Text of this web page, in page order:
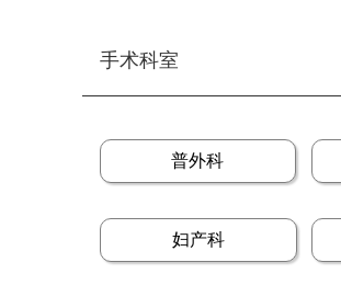
普外科
妇产科
手术科室